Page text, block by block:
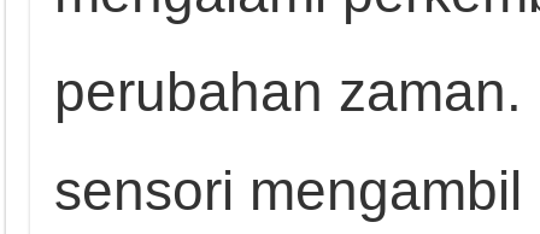
perubahan
sensori